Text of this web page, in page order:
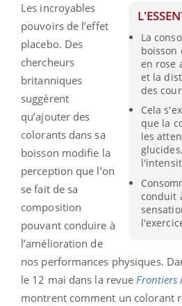
La
boisson
en rose
et la
des
Cela
que la
les
conduit
Les incroyables
pouvoirs de l’effet
placebo. Des
chercheurs
britanniques
suggèrent
qu’ajouter des
colorants dans sa
boisson modifie la
perception que l’on
se fait de sa
composition
pouvant conduire à
l’amélioration de
nos performances physiques.
le 12 mai dans la revue
montrent comment un colorant